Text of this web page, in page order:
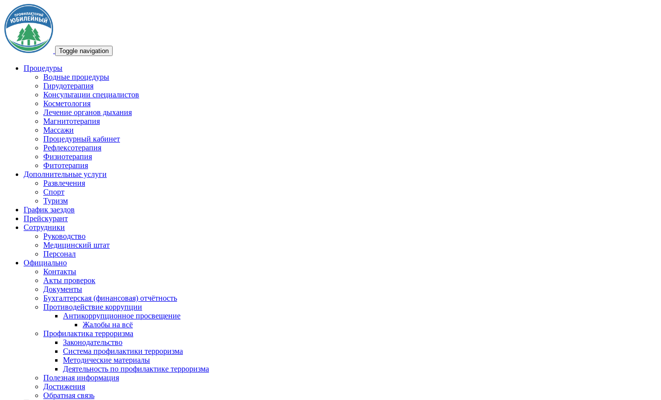
Toggle navigation
Процедуры
Водные процедуры
Гирудотерапия
Консультации специалистов
Косметология
Лечение органов дыхания
Магнитотерапия
Массажи
Процедурный кабинет
Рефлексотерапия
Физиотерапия
Фитотерапия
Дополнительные услуги
Развлечения
Спорт
Туризм
График заездов
Прейскурант
Сотрудники
Руководство
Медицинский штат
Персонал
Официально
Контакты
Акты проверок
Документы
Бухгалтерская (финансовая) отчётность
Противодействие коррупции
Антикоррупционное просвещение
Жалобы на всё
Профилактика терроризма
Законодательство
Система профилактики терроризма
Методические материалы
Деятельность по профилактике терроризма
Полезная информация
Достижения
Обратная связь